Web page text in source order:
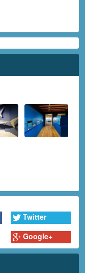
Twitter
Google+